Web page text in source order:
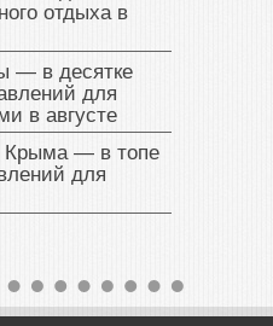
отдыха в
— в десятке
для
в августе
Крыма — в топе
для